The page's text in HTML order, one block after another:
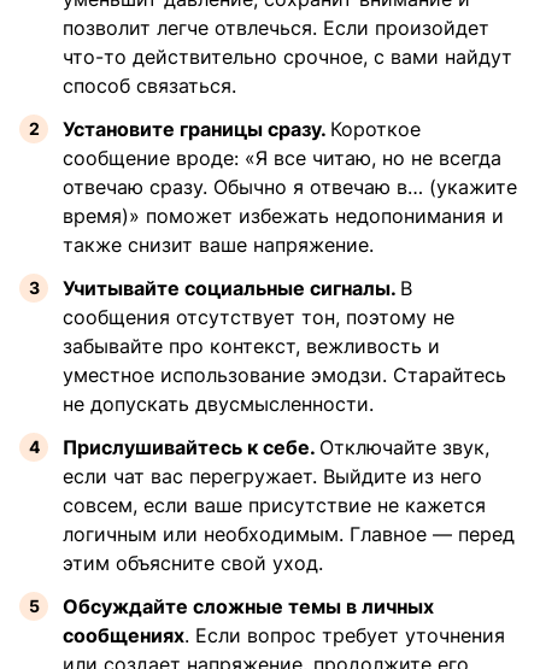
позволит легче отвлечься. Если произойдет
что-то действительно срочное, с вами найдут
способ связаться.
Установите границы сразу. Короткое
сообщение вроде: «Я все читаю, но не всегда
отвечаю сразу. Обычно я отвечаю в… (укажите
время)» поможет избежать недопонимания и
также снизит ваше напряжение.
Учитывайте социальные сигналы. В
сообщения отсутствует тон, поэтому не
забывайте про контекст, вежливость и
уместное использование эмодзи. Старайтесь
не допускать двусмысленности.
Прислушивайтесь к себе. Отключайте звук,
если чат вас перегружает. Выйдите из него
совсем, если ваше присутствие не кажется
логичным или необходимым. Главное — перед
этим объясните свой уход.
Обсуждайте сложные темы в личных
сообщениях. Если вопрос требует уточнения